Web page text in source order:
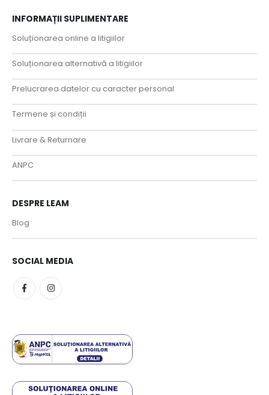
INFORMAȚII SUPLIMENTARE
Soluționarea online a litigiilor
Soluționarea alternativă a litigiilor
Prelucrarea datelor cu caracter personal
Termene și condiții
Livrare & Returnare
ANPC
DESPRE LEAM
Blog
SOCIAL MEDIA